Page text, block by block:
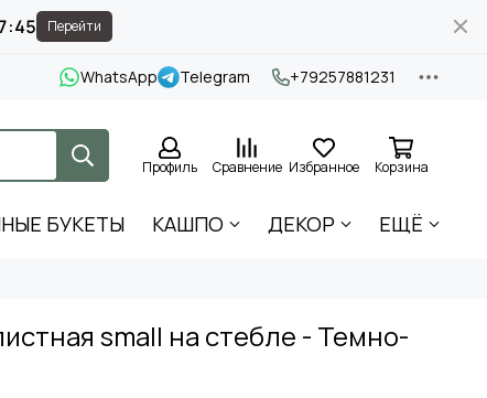
Перейти
WhatsApp Telegram +79257881231
Профиль Сравнение Избранное Корзина
БУКЕТЫ КАШПО ДЕКОР ЕЩЁ
small на стебле - Темно-